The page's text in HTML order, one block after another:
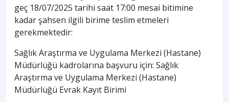
geç 18/07/2025 tarihi saat 17:00 mesai bitimine
kadar şahsen ilgili birime teslim etmeleri
gerekmektedir:
Sağlık Araştırma ve Uygulama Merkezi (Hastane)
Müdürlüğü kadrolarına başvuru için: Sağlık
Araştırma ve Uygulama Merkezi (Hastane)
Müdürlüğü Evrak Kayıt Birimi